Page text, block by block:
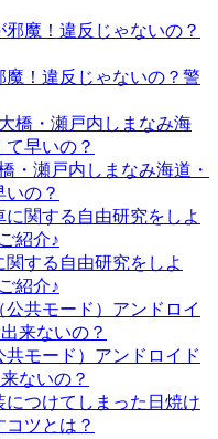
！違反じゃないの？警
・瀬戸内しまなみ海道・
の？
する自由研究をしよ
紹介♪
モード）アンドロイド
ないの？